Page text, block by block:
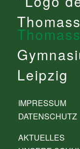
Leipzig
IMPRESSUM
DATENSCHUTZ
AKTUELLES